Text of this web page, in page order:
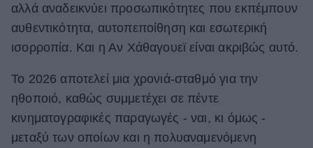
Hautes Grecians
Γάμος
Market News
αλλά αναδεικνύει προσωπικότητες που εκπέμπουν
αυθεντικότητα, αυτοπεποίθηση και εσωτερική
ισορροπία. Και η Αν Χάθαγουεϊ είναι ακριβώς αυτό.
Το 2026 αποτελεί μια χρονιά-σταθμό για την
ηθοποιό, καθώς συμμετέχει σε πέντε
κινηματογραφικές παραγωγές - ναι, κι όμως -
μεταξύ των οποίων και η πολυαναμενόμενη